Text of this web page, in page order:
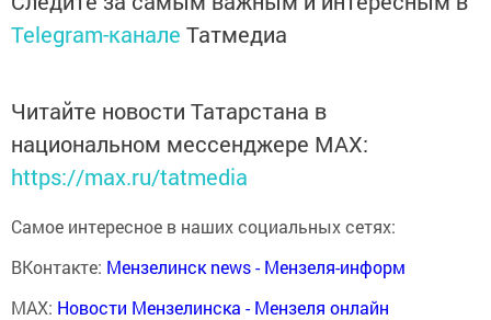
Telegram-канале Татмедиа
Читайте новости Татарстана в
национальном мессенджере MАХ:
https://max.ru/tatmedia
Самое интересное в наших социальных сетях:
ВКонтакте: Мензелинск news - Мензеля-информ
MAX: Новости Мензелинска - Мензеля онлайн